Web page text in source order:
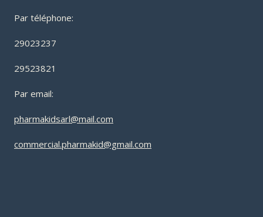
Par téléphone:
29023237
29523821
Par email:
pharmakidsarl@mail.com
commercial.pharmakid@gmail.com